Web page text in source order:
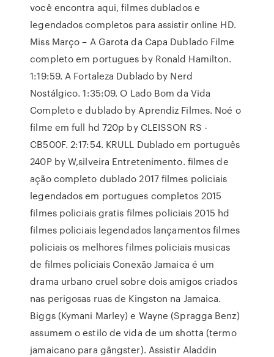
você encontra aqui, filmes dublados e
legendados completos para assistir online HD.
Miss Março – A Garota da Capa Dublado Filme
completo em portugues by Ronald Hamilton.
1:19:59. A Fortaleza Dublado by Nerd
Nostálgico. 1:35:09. O Lado Bom da Vida
Completo e dublado by Aprendiz Filmes. Noé o
filme em full hd 720p by CLEISSON RS -
CB500F. 2:17:54. KRULL Dublado em português
240P by W,silveira Entretenimento. filmes de
ação completo dublado 2017 filmes policiais
legendados em portugues completos 2015
filmes policiais gratis filmes policiais 2015 hd
filmes policiais legendados lançamentos filmes
policiais os melhores filmes policiais musicas
de filmes policiais Conexão Jamaica é um
drama urbano cruel sobre dois amigos criados
nas perigosas ruas de Kingston na Jamaica.
Biggs (Kymani Marley) e Wayne (Spragga Benz)
assumem o estilo de vida de um shotta (termo
jamaicano para gângster). Assistir Aladdin